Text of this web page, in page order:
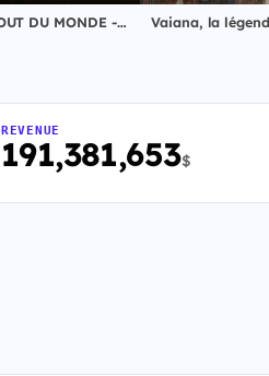
VAIANA, LA LÉGENDE DU BOUT DU MONDE - Bande-annonce VF
191,381,653$
REVENUE